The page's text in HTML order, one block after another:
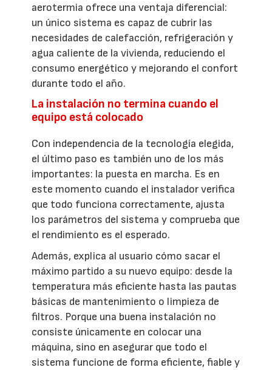
aerotermia ofrece una ventaja diferencial:
un único sistema es capaz de cubrir las
necesidades de calefacción, refrigeración y
agua caliente de la vivienda, reduciendo el
consumo energético y mejorando el confort
durante todo el año.
La instalación no termina cuando el
equipo está colocado
Con independencia de la tecnología elegida,
el último paso es también uno de los más
importantes: la puesta en marcha. Es en
este momento cuando el instalador verifica
que todo funciona correctamente, ajusta
los parámetros del sistema y comprueba que
el rendimiento es el esperado.
Además, explica al usuario cómo sacar el
máximo partido a su nuevo equipo: desde la
temperatura más eficiente hasta las pautas
básicas de mantenimiento o limpieza de
filtros. Porque una buena instalación no
consiste únicamente en colocar una
máquina, sino en asegurar que todo el
sistema funcione de forma eficiente, fiable y